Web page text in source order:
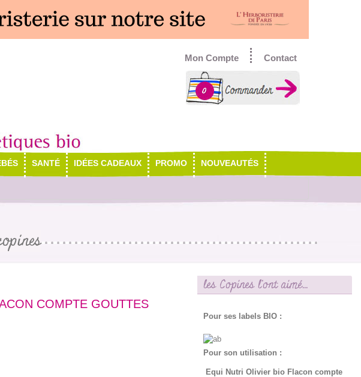
Contact
Mon Compte
0
SANTÉ IDÉES CADEAUX PROMO NOUVEAUTÉS
COMPTE GOUTTES
les Copines l'ont aimé...
Pour ses labels BIO :
Pour son utilisation :
Equi Nutri Olivier bio Flacon compte